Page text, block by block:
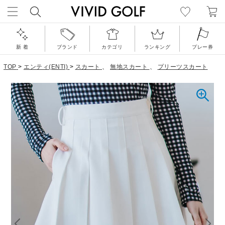
新 着 ブランド カテゴリ ランキング プレー券
TOP > エンティ(ENTI) > スカート 、 無地スカート 、 プリーツスカート